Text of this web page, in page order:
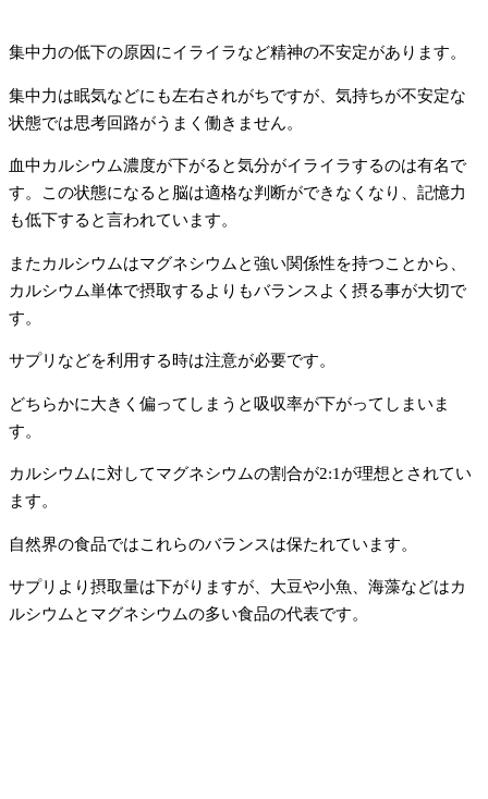
集中力の低下の原因にイライラなど精神の不安定があります。
集中力は眠気などにも左右されがちですが、気持ちが不安定な
状態では思考回路がうまく働きません。
血中カルシウム濃度が下がると気分がイライラするのは有名で
す。この状態になると脳は適格な判断ができなくなり、記憶力
も低下すると言われています。
またカルシウムはマグネシウムと強い関係性を持つことから、
カルシウム単体で摂取するよりもバランスよく摂る事が大切で
す。
サプリなどを利用する時は注意が必要です。
どちらかに大きく偏ってしまうと吸収率が下がってしまいま
す。
カルシウムに対してマグネシウムの割合が2:1が理想とされてい
ます。
自然界の食品ではこれらのバランスは保たれています。
サプリより摂取量は下がりますが、大豆や小魚、海藻などはカ
ルシウムとマグネシウムの多い食品の代表です。